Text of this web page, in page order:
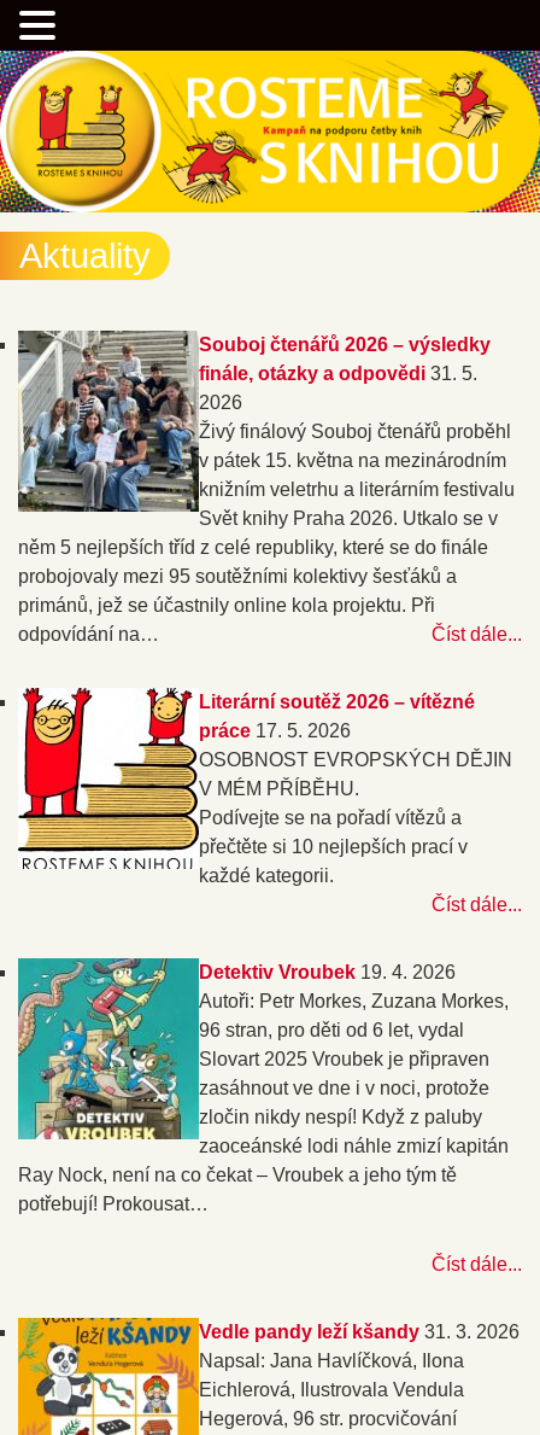
Přejít
k
hlavnímu
obsahu
webu
Rostemesknihou.cz
Kampaň na podporu četby knih
Aktuality
Souboj čtenářů 2026 – výsledky
finále, otázky a odpovědi 31. 5.
2026
Živý finálový Souboj čtenářů proběhl
v pátek 15. května na mezinárodním
knižním veletrhu a literárním festivalu
Svět knihy Praha 2026. Utkalo se v
něm 5 nejlepších tříd z celé republiky, které se do finále
probojovaly mezi 95 soutěžními kolektivy šesťáků a
primánů, jež se účastnily online kola projektu. Při
odpovídání na…
Číst dále...
Literární soutěž 2026 – vítězné
práce 17. 5. 2026
OSOBNOST EVROPSKÝCH DĚJIN
V MÉM PŘÍBĚHU.
Podívejte se na pořadí vítězů a
přečtěte si 10 nejlepších prací v
každé kategorii.
Číst dále...
Detektiv Vroubek 19. 4. 2026
Autoři: Petr Morkes, Zuzana Morkes,
96 stran, pro děti od 6 let, vydal
Slovart 2025 Vroubek je připraven
zasáhnout ve dne i v noci, protože
zločin nikdy nespí! Když z paluby
zaoceánské lodi náhle zmizí kapitán
Ray Nock, není na co čekat – Vroubek a jeho tým tě
potřebují! Prokousat…
Číst dále...
Vedle pandy leží kšandy 31. 3. 2026
Napsal: Jana Havlíčková, Ilona
Eichlerová, Ilustrovala Vendula
Hegerová, 96 str. procvičování